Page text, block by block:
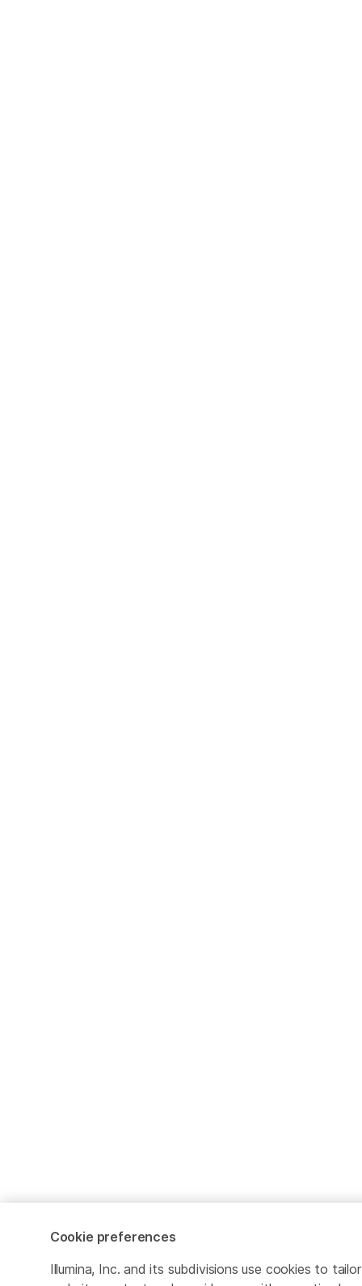
Cookie preferences
Illumina, Inc. and its subdivisions use cookies to tailor